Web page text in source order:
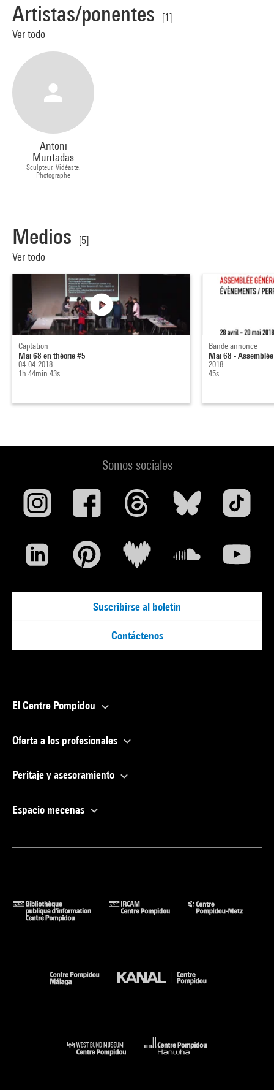
Artistas/ponentes
[1]
Ver todo
Antoni
Muntadas
Sculpteur, Vidéaste,
Photographe
Medios
[5]
Ver todo
Captation
Mai 68 en théorie #5
04-04-2018
1h 44min 43s
Bande annonce
Mai 68 -
2018
45s
Somos sociales
Suscribirse al boletín
Contáctenos
El Centre Pompidou
Oferta a los profesionales
Peritaje y asesoramiento
Espacio mecenas